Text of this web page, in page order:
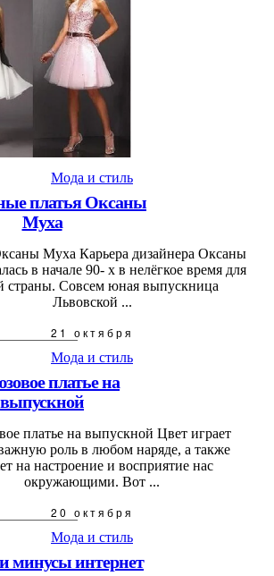
Мода и стиль
платья Оксаны
Муха
Муха Карьера дизайнера Оксаны
в начале 90- х в нелёгкое время для
страны. Совсем юная выпускница
Львовской ...
21 октября
Мода и стиль
платье на
выпускной
платье на выпускной Цвет играет
роль в любом наряде, а также
на настроение и восприятие нас
окружающими. Вот ...
20 октября
Мода и стиль
минусы интернет